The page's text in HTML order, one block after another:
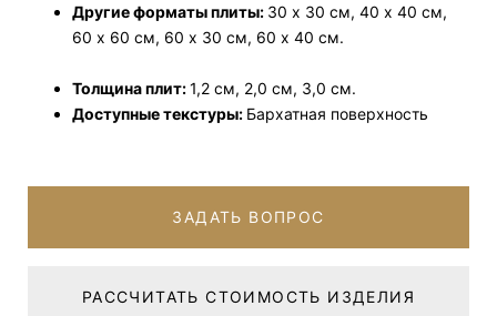
Другие форматы плиты: 30 x 30 см, 40 x 40 см,
60 x 60 см, 60 x 30 см, 60 x 40 см.
Толщина плит:1,2 см, 2,0 см, 3,0 см.
Доступные текстуры: Бархатная поверхность
ЗАДАТЬ ВОПРОС
РАССЧИТАТЬ СТОИМОСТЬ ИЗДЕЛИЯ